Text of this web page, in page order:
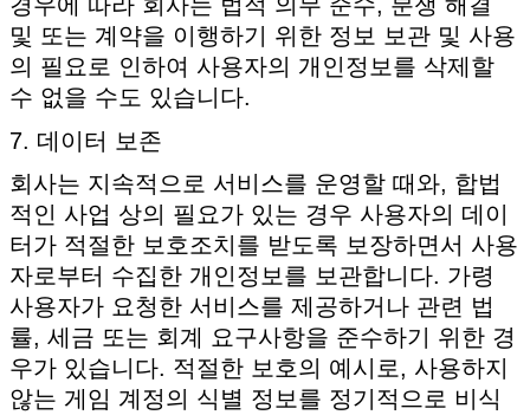
및 또는 계약을 이행하기 위한 정보 보관 및 사용
의 필요로 인하여 사용자의 개인정보를 삭제할
수 없을 수도 있습니다.
7. 데이터 보존
회사는 지속적으로 서비스를 운영할 때와, 합법
적인 사업 상의 필요가 있는 경우 사용자의 데이
터가 적절한 보호조치를 받도록 보장하면서 사용
자로부터 수집한 개인정보를 보관합니다. 가령
사용자가 요청한 서비스를 제공하거나 관련 법
률, 세금 또는 회계 요구사항을 준수하기 위한 경
우가 있습니다. 적절한 보호의 예시로, 사용하지
않는 게임 계정의 식별 정보를 정기적으로 비식